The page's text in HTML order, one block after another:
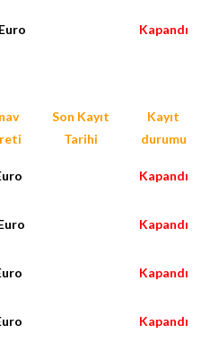
Kapandı
Son Kayıt
Tarihi
Kayıt
durumu
Kapandı
Kapandı
Kapandı
Kapandı